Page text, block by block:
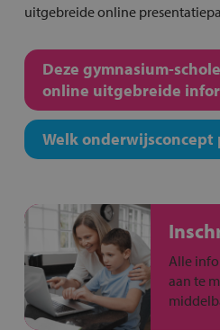
uitgebreide online
Deze gymnasium-
online uitgebreide
Welk onderwijsconcept
Alle
aan te